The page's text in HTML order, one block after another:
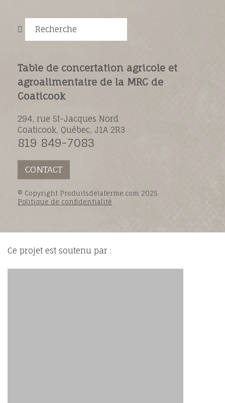
Recherche
Table de concertation agricole et
agroalimentaire de la MRC de
Coaticook
294, rue St-Jacques Nord
Coaticook, Québec, J1A 2R3
819 849-7083
CONTACT
© Copyright Produitsdelaferme.com 2025
Politique de confidentialité
Ce projet est soutenu par :